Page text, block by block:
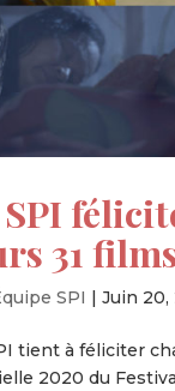
SPI
31
SPI |Juin 20,
tient à féliciter
2020 du